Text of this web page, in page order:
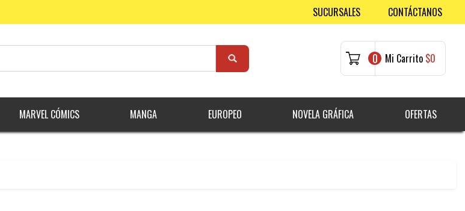
SUCURSALES CONTÁCTANOS
0 Mi Carrito $0
MARVEL CÓMICS MANGA EUROPEO NOVELA GRÁFICA OFERTAS